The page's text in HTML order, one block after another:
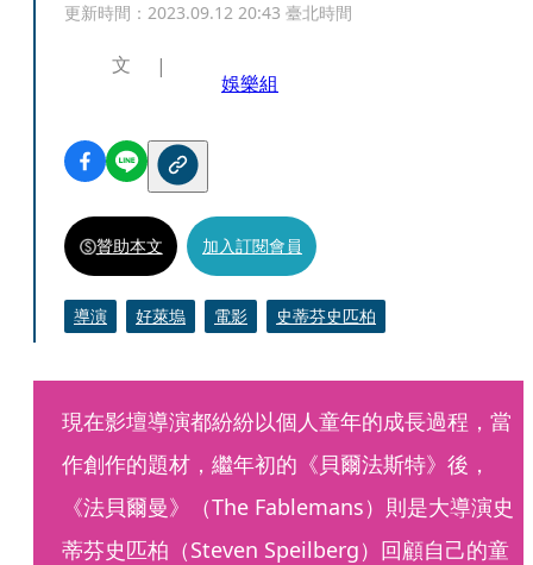
更新時間： 2023.09.12 20:43 臺北時間
文
娛樂組
贊助本文 加入訂閱會員
導演 好萊塢 電影 史蒂芬史匹柏
現在影壇導演都紛紛以個人童年的成長過程，當
作創作的題材，繼年初的《貝爾法斯特》後，
《法貝爾曼》（The Fablemans）則是大導演史
蒂芬史匹柏（Steven Speilberg）回顧自己的童